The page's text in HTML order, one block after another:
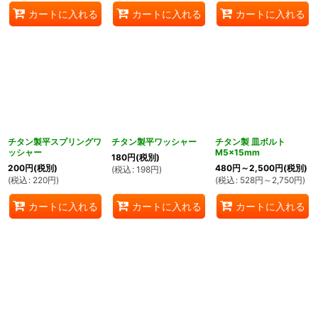
カートに入れる カートに入れる カートに入れる
チタン製平スプリングワ
ッシャー
200円(税別)
(税込 : 220円)
カートに入れる
チタン製平ワッシャー
180円(税別)
(税込 : 198円)
カートに入れる
チタン製 皿ボルト
M5×15mm
480円 ～2,500円(税別)
(税込 : 528円 ～2,750円)
カートに入れる